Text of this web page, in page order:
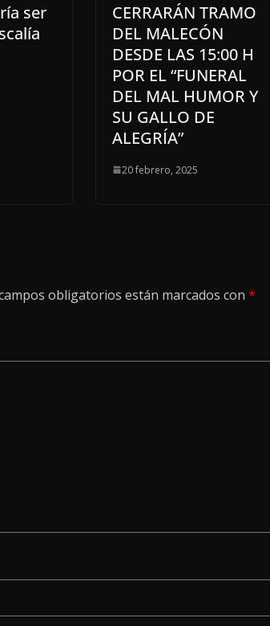
ser
CERRARÁN TRAMO
DEL MALECÓN
DESDE LAS 15:00 H
POR EL “FUNERAL
DEL MAL HUMOR Y
SU GALLO DE
ALEGRÍA”
20 febrero, 2025
obligatorios están marcados con *